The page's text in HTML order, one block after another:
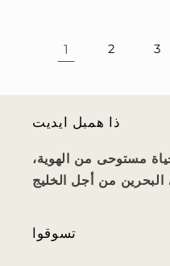
1 2 3
ذا همبل ايديت
مستوحى من الهوية،
تسوقوا